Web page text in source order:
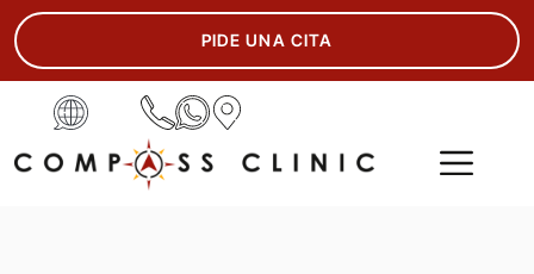
PIDE UNA CITA